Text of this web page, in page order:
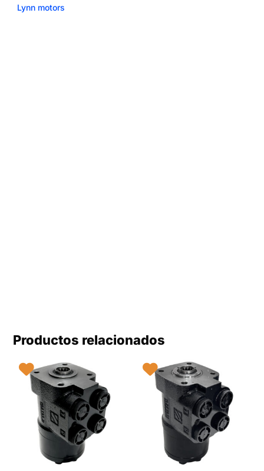
Lynn motors
Productos relacionados